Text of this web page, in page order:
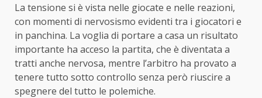
La tensione si è vista nelle giocate e nelle reazioni,
con momenti di nervosismo evidenti tra i giocatori e
in panchina. La voglia di portare a casa un risultato
importante ha acceso la partita, che è diventata a
tratti anche nervosa, mentre l’arbitro ha provato a
tenere tutto sotto controllo senza però riuscire a
spegnere del tutto le polemiche.